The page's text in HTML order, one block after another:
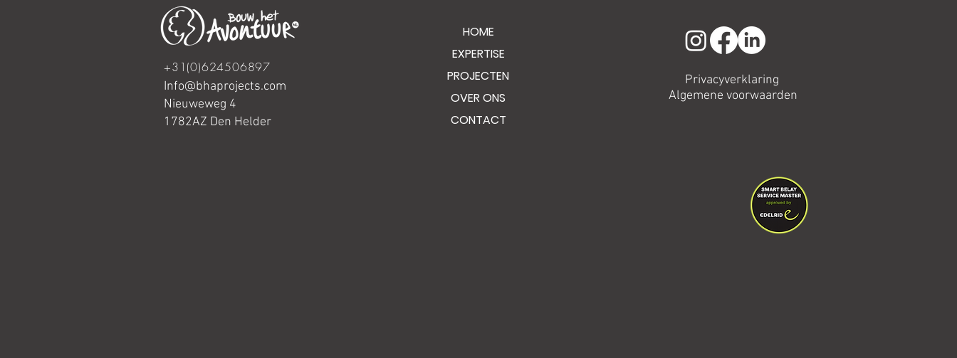
+31(0)624506897
Info@bhaprojects.com
Nieuweweg 4
1782AZ Den Helder
HOME
EXPERTISE
PROJECTEN
OVER ONS
CONTACT
Privacyverklaring
Algemene voorwaarden